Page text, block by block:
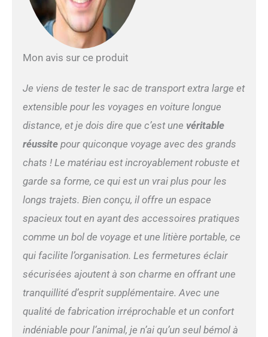
litière pour chat. La litière
pour chat occupe l'espace
interne du sac de transport
d'espace pour bouger ou
problème, ce sac de
transport a une partie
accordéon sur le côté droit.
Lorsque la partie extensible
sac est de 104,1 cm, votre
chat a encore assez
litière pour chat
transporteur. Bac à litière
ce sac de transport a une
litière portable, la taille de la
33 cm (l) x 30,5 cm (H).
Cette litière est étanche, les
liquides ne fuiront pas. Le
design haut du côté réduira
considérablement la
Mon avis sur ce produit
Je viens de tester le sac de transport extra large et
extensible pour les voyages en voiture longue
distance, et je dois dire que c’est une véritable
réussitepour quiconque voyage avec des grands
chats ! Le matériau est incroyablement robuste et
garde sa forme, ce qui est un vrai plus pour les
longs trajets. Bien conçu, il offre un espace
spacieux tout en ayant des accessoires pratiques
comme un bol de voyage et une litière portable, ce
qui facilite l’organisation. Les fermetures éclair
sécurisées ajoutent à son charme en offrant une
tranquillité d’esprit supplémentaire. Avec une
qualité de fabrication irréprochable et un confort
indéniable pour l’animal, je n’ai qu’un seul bémol à